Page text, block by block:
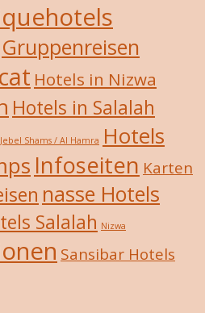
Gruppenreisen
Hotels in Nizwa
Hotels in Salalah
Shams / Al Hamra Hotels
Infoseiten Karten
nasse Hotels
Salalah Nizwa
Sansibar Hotels